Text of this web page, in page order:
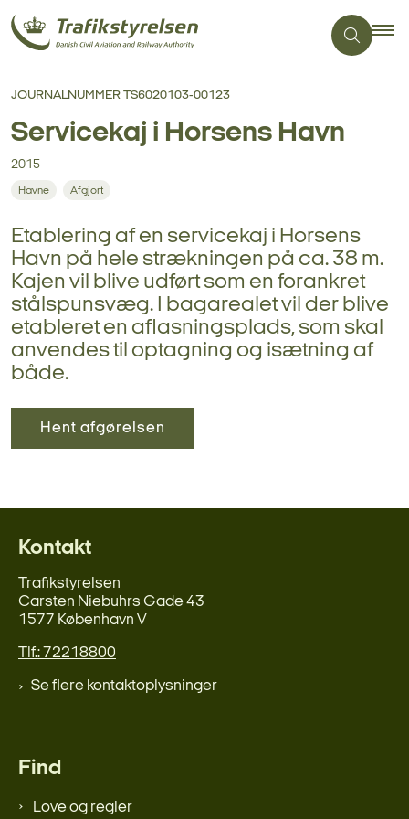
JOURNALNUMMER TS6020103-00123
Servicekaj i Horsens Havn
2015
Havne Afgjort
Etablering af en servicekaj i Horsens
Havn på hele strækningen på ca. 38 m.
Kajen vil blive udført som en forankret
stålspunsvæg. I bagarealet vil der blive
etableret en aflasningsplads, som skal
anvendes til optagning og isætning af
både.
Hent afgørelsen
Kontakt
Trafikstyrelsen
Carsten Niebuhrs Gade 43
1577 København V
Tlf.: 72218800
Se flere kontaktoplysninger
Find
Love og regler